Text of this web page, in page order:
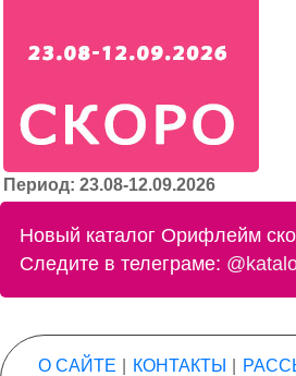
Период: 23.08-12.09.2026
Новый каталог Орифлейм
Следите в телеграме:
О САЙТЕ КОНТАКТЫ